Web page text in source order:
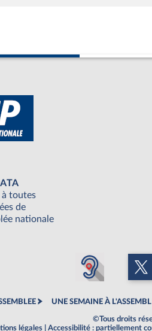
à toutes
de
nationale
UNE SEMAINE À
©Tous droits
légales
Accessibilité : partiellement